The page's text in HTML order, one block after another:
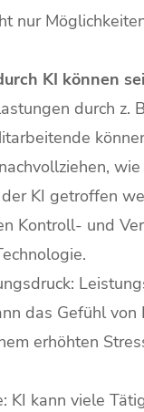
nur
KI können
durch z.
wie
KI getroffen
Kontroll- und
das Gefühl von
erhöhten
KI kann viele